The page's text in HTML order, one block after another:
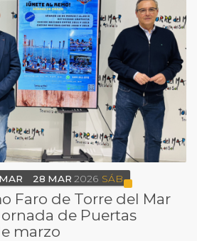
MAR 28 MAR 2026 SÁB
Faro de Torre del Mar
de Puertas
marzo